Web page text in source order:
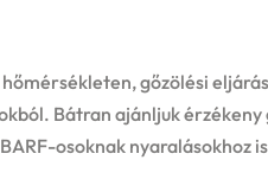
gőzölési
Bátran ajánljuk
osoknak nyaralásokhoz